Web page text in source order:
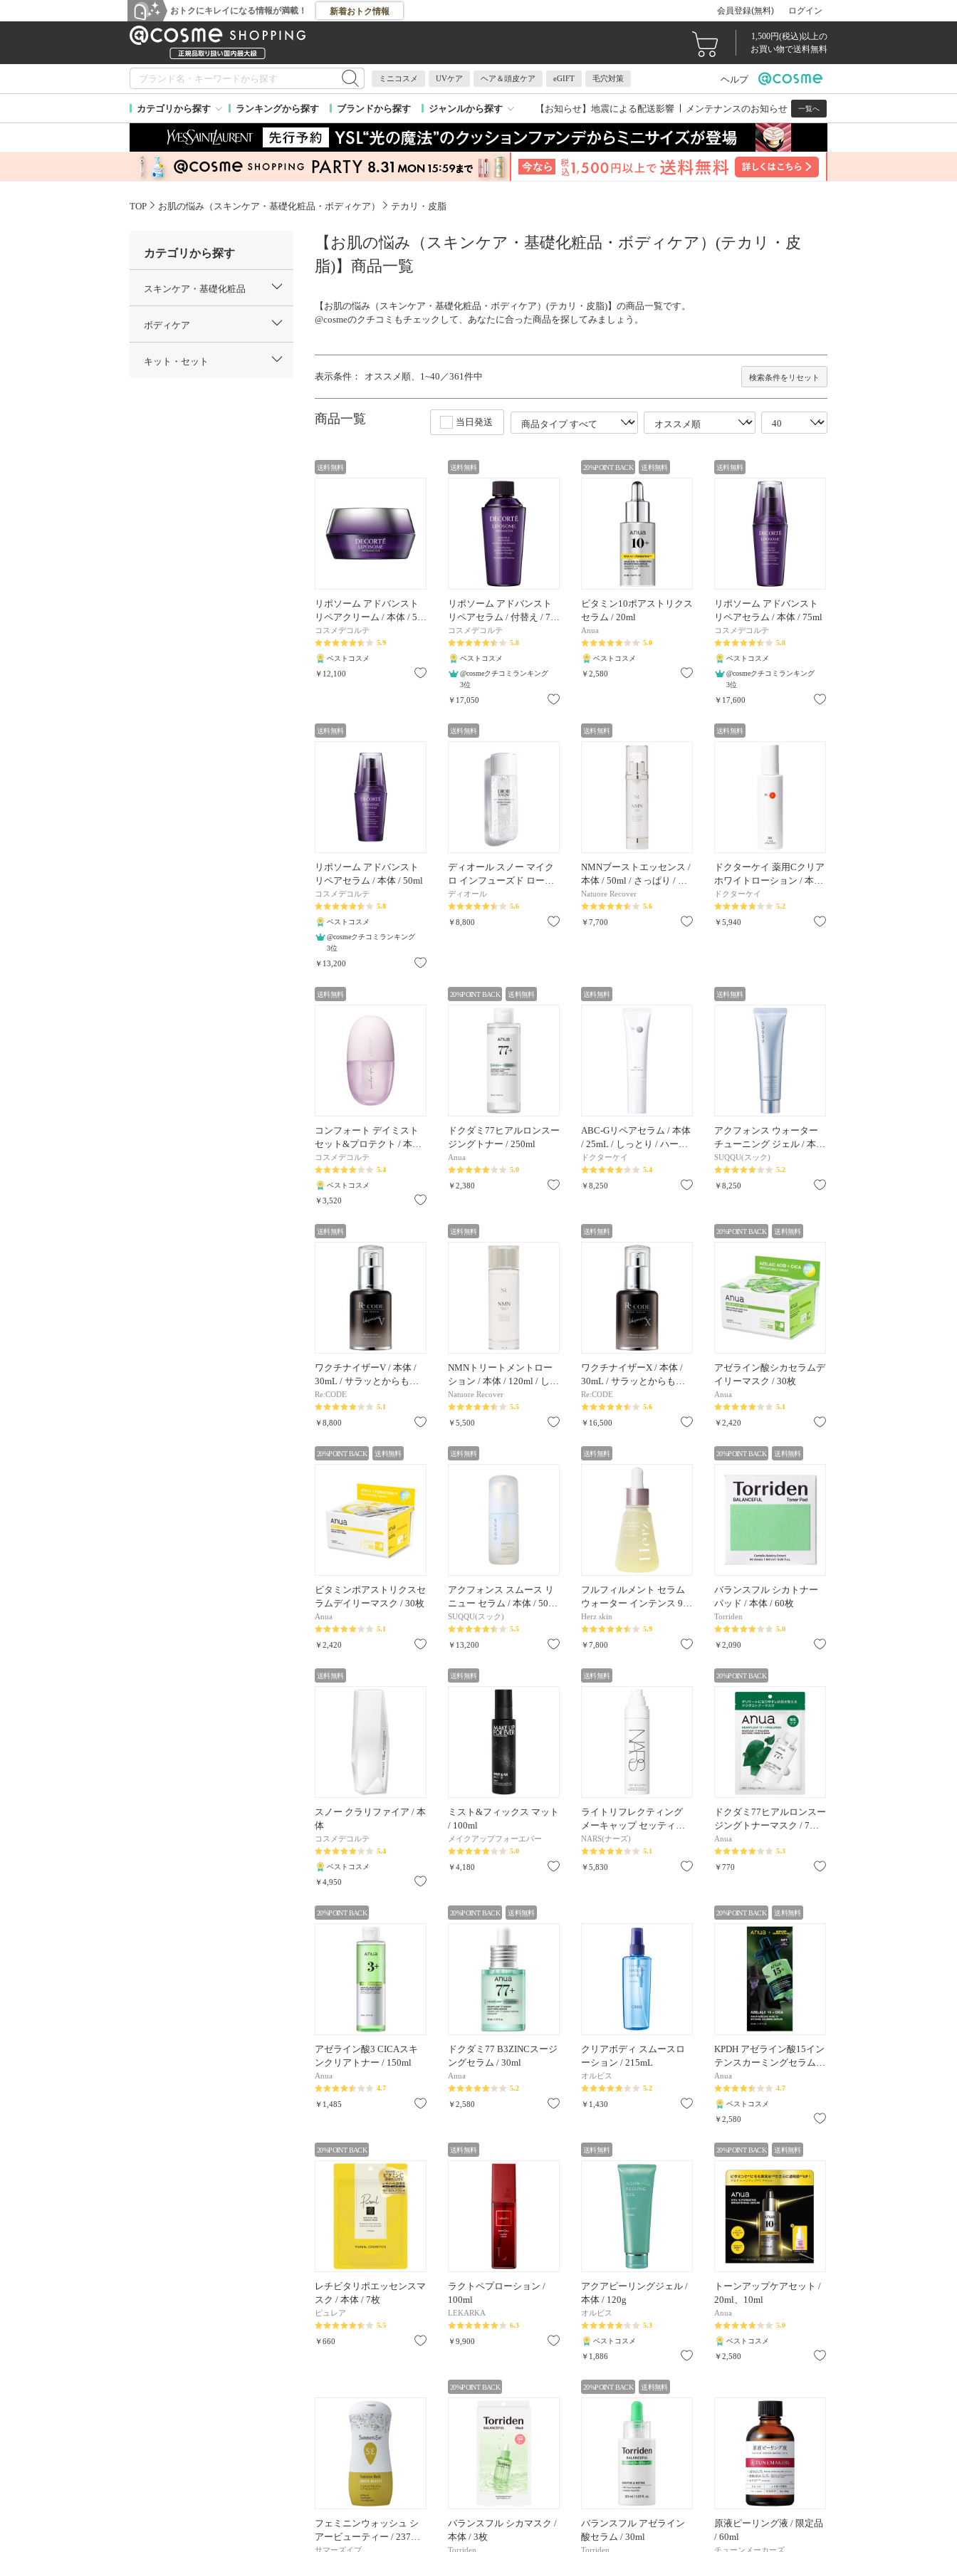
おトクにキレイになる情報が満載！ 新着おトク情報 会員登録(無料) ログイン
1,500円(税込)以上の
お買い物で送料無料
ミニコスメ UVケア ヘア＆頭皮ケア eGIFT 毛穴対策 ヘルプ
カテゴリから探す ランキングから探す ブランドから探す ジャンルから探す 【お知らせ】 地震による配送影響 メンテナンスのお知らせ 一覧へ
TOP お肌の悩み（スキンケア・基礎化粧品・ボディケア） テカリ・皮脂
【お肌の悩み（スキンケア・基礎化粧品・ボディケア）(テカリ・皮
脂)】商品一覧
【お肌の悩み（スキンケア・基礎化粧品・ボディケア）(テカリ・皮脂)】の商品一覧です。
@cosmeのクチコミもチェックして、あなたに合った商品を探してみましょう。
表示条件： オススメ順 1~40／361件中 検索条件をリセット
商品一覧 当日発送
送料無料
リポソーム アドバンスト
リペアクリーム / 本体 / 5…
コスメデコルテ
5.9
ベストコスメ
￥12,100 お気に入り
送料無料
リポソーム アドバンスト
リペアセラム / 付替え / 7…
コスメデコルテ
5.8
ベストコスメ
@cosmeクチコミランキング
3位
￥17,050
20%POINT BACK 送料無料
ビタミン10ポアストリクス
セラム / 20ml
Anua
5.0
ベストコスメ
￥2,580 お気に入り
送料無料
リポソーム アドバンスト
リペアセラム / 本体 / 75ml
コスメデコルテ
5.8
ベストコスメ
@cosmeクチコミランキング
3位
￥17,600
送料無料
リポソーム アドバンスト
リペアセラム / 本体 / 50ml
コスメデコルテ
5.8
ベストコスメ
@cosmeクチコミランキング
3位
￥13,200
送料無料
ディオール スノー マイク
ロ インフューズド ロー…
ディオール
5.6
￥8,800 お気に入り
送料無料
NMNブーストエッセンス /
本体 / 50ml / さっぱり / …
Natuore Recover
5.6
￥7,700 お気に入り
送料無料
ドクターケイ 薬用Cクリア
ホワイトローション / 本…
ドクターケイ
5.2
￥5,940
送料無料
コンフォート デイミスト
セット&プロテクト / 本…
コスメデコルテ
5.4
ベストコスメ
￥3,520
20%POINT BACK 送料無料
ドクダミ77ヒアルロンスー
ジングトナー / 250ml
Anua
5.0
￥2,380 お気に入り
送料無料
ABC-Gリペアセラム / 本体
/ 25mL / しっとり / ハー…
ドクターケイ
5.4
￥8,250 お気に入り
送料無料
アクフォンス ウォーター
チューニング ジェル / 本…
SUQQU(スック)
5.2
￥8,250
送料無料
ワクチナイザーV / 本体 /
30mL / サラッとからも…
Re:CODE
5.1
￥8,800 お気に入り
送料無料
NMNトリートメントロー
ション / 本体 / 120ml / し…
Natuore Recover
5.5
￥5,500 お気に入り
送料無料
ワクチナイザーX / 本体 /
30mL / サラッとからも…
Re:CODE
5.6
￥16,500 お気に入り
20%POINT BACK 送料無料
アゼライン酸シカセラムデ
イリーマスク / 30枚
Anua
5.1
￥2,420
20%POINT BACK 送料無料
ビタミンポアストリクスセ
ラムデイリーマスク / 30枚
Anua
5.1
￥2,420 お気に入り
送料無料
アクフォンス スムース リ
ニュー セラム / 本体 / 50…
SUQQU(スック)
5.5
￥13,200 お気に入り
送料無料
フルフィルメント セラム
ウォーター インテンス 9…
Herz skin
5.9
￥7,800 お気に入り
20%POINT BACK 送料無料
バランスフル シカトナー
パッド / 本体 / 60枚
Torriden
5.0
￥2,090
送料無料
スノー クラリファイア / 本
体
コスメデコルテ
5.4
ベストコスメ
￥4,950
送料無料
ミスト&フィックス マット
/ 100ml
メイクアップフォーエバー
5.0
￥4,180 お気に入り
送料無料
ライトリフレクティング
メーキャップ セッティ…
NARS(ナーズ)
5.1
￥5,830 お気に入り
20%POINT BACK
ドクダミ77ヒアルロンスー
ジングトナーマスク / 7…
Anua
5.3
￥770
20%POINT BACK
アゼライン酸3 CICAスキ
ンクリアトナー / 150ml
Anua
4.7
￥1,485 お気に入り
20%POINT BACK 送料無料
ドクダミ77 B3ZINCスージ
ングセラム / 30ml
Anua
5.2
￥2,580 お気に入り
クリアボディ スムースロ
ーション / 215mL
オルビス
5.2
￥1,430 お気に入り
20%POINT BACK 送料無料
KPDH アゼライン酸15イン
テンスカーミングセラム…
Anua
4.7
ベストコスメ
￥2,580
20%POINT BACK
レチビタリポエッセンスマ
スク / 本体 / 7枚
ピュレア
5.5
￥660 お気に入り
送料無料
ラクトペプローション /
100ml
LEKARKA
6.3
￥9,900 お気に入り
送料無料
アクアピーリングジェル /
本体 / 120g
オルビス
5.3
ベストコスメ
￥1,886 お気に入り
20%POINT BACK 送料無料
トーンアップケアセット /
20ml、10ml
Anua
5.0
ベストコスメ
￥2,580
フェミニンウォッシュ シ
アービューティー / 237…
サマーズイブ
20%POINT BACK
バランスフル シカマスク /
本体 / 3枚
Torriden
20%POINT BACK 送料無料
バランスフル アゼライン
酸セラム / 30ml
Torriden
原液ピーリング液 / 限定品
/ 60ml
チューンメーカーズ
カテゴリから探す
スキンケア・基礎化粧品
ボディケア
キット・セット